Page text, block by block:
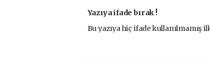
Yazıya ifade bırak !
Bu yazıya hiç ifade kullanılmamış